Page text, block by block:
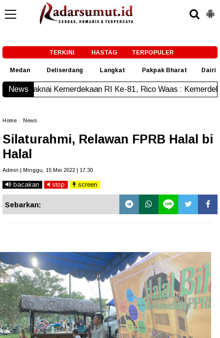
TERKINI HASTAG TERPOPULER
Medan Deliserdang Langkat Pakpak Bharat Dairi
News RI Ke-81, Rico Waas : Kemerdekaan Harus
Home News
Silaturahmi, Relawan FPRB Halal bi
Halal
Admin | Minggu, 15 Mei 2022 | 17.30
bacakan stop screen
Sebarkan: